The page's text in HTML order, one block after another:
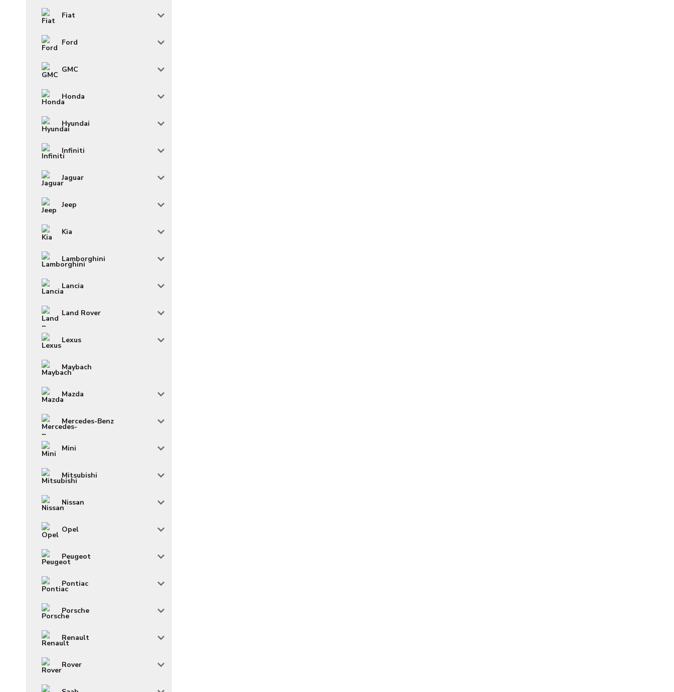
Fiat
Ford
GMC
Honda
Hyundai
Infiniti
Jaguar
Jeep
Kia
Lamborghini
Lancia
Land Rover
Lexus
Maybach
Mazda
Mercedes-Benz
Mini
Mitsubishi
Nissan
Opel
Peugeot
Pontiac
Porsche
Renault
Rover